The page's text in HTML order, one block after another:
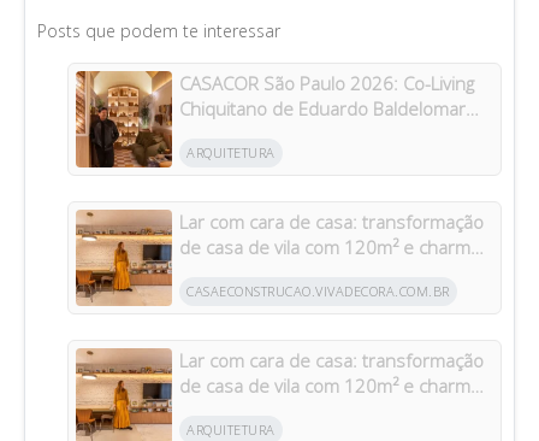
Posts que podem te interessar
CASACOR São Paulo 2026: Co-Living
Chiquitano de Eduardo Baldelomar
ARQUITETURA
Lar com cara de casa: transformação
de casa de vila com 120m² e charme
CASAECONSTRUCAO.VIVADECORA.COM.BR
Lar com cara de casa: transformação
de casa de vila com 120m² e charme
ARQUITETURA